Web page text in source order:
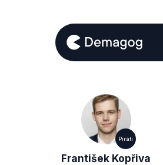
Piráti
František Kopřiva